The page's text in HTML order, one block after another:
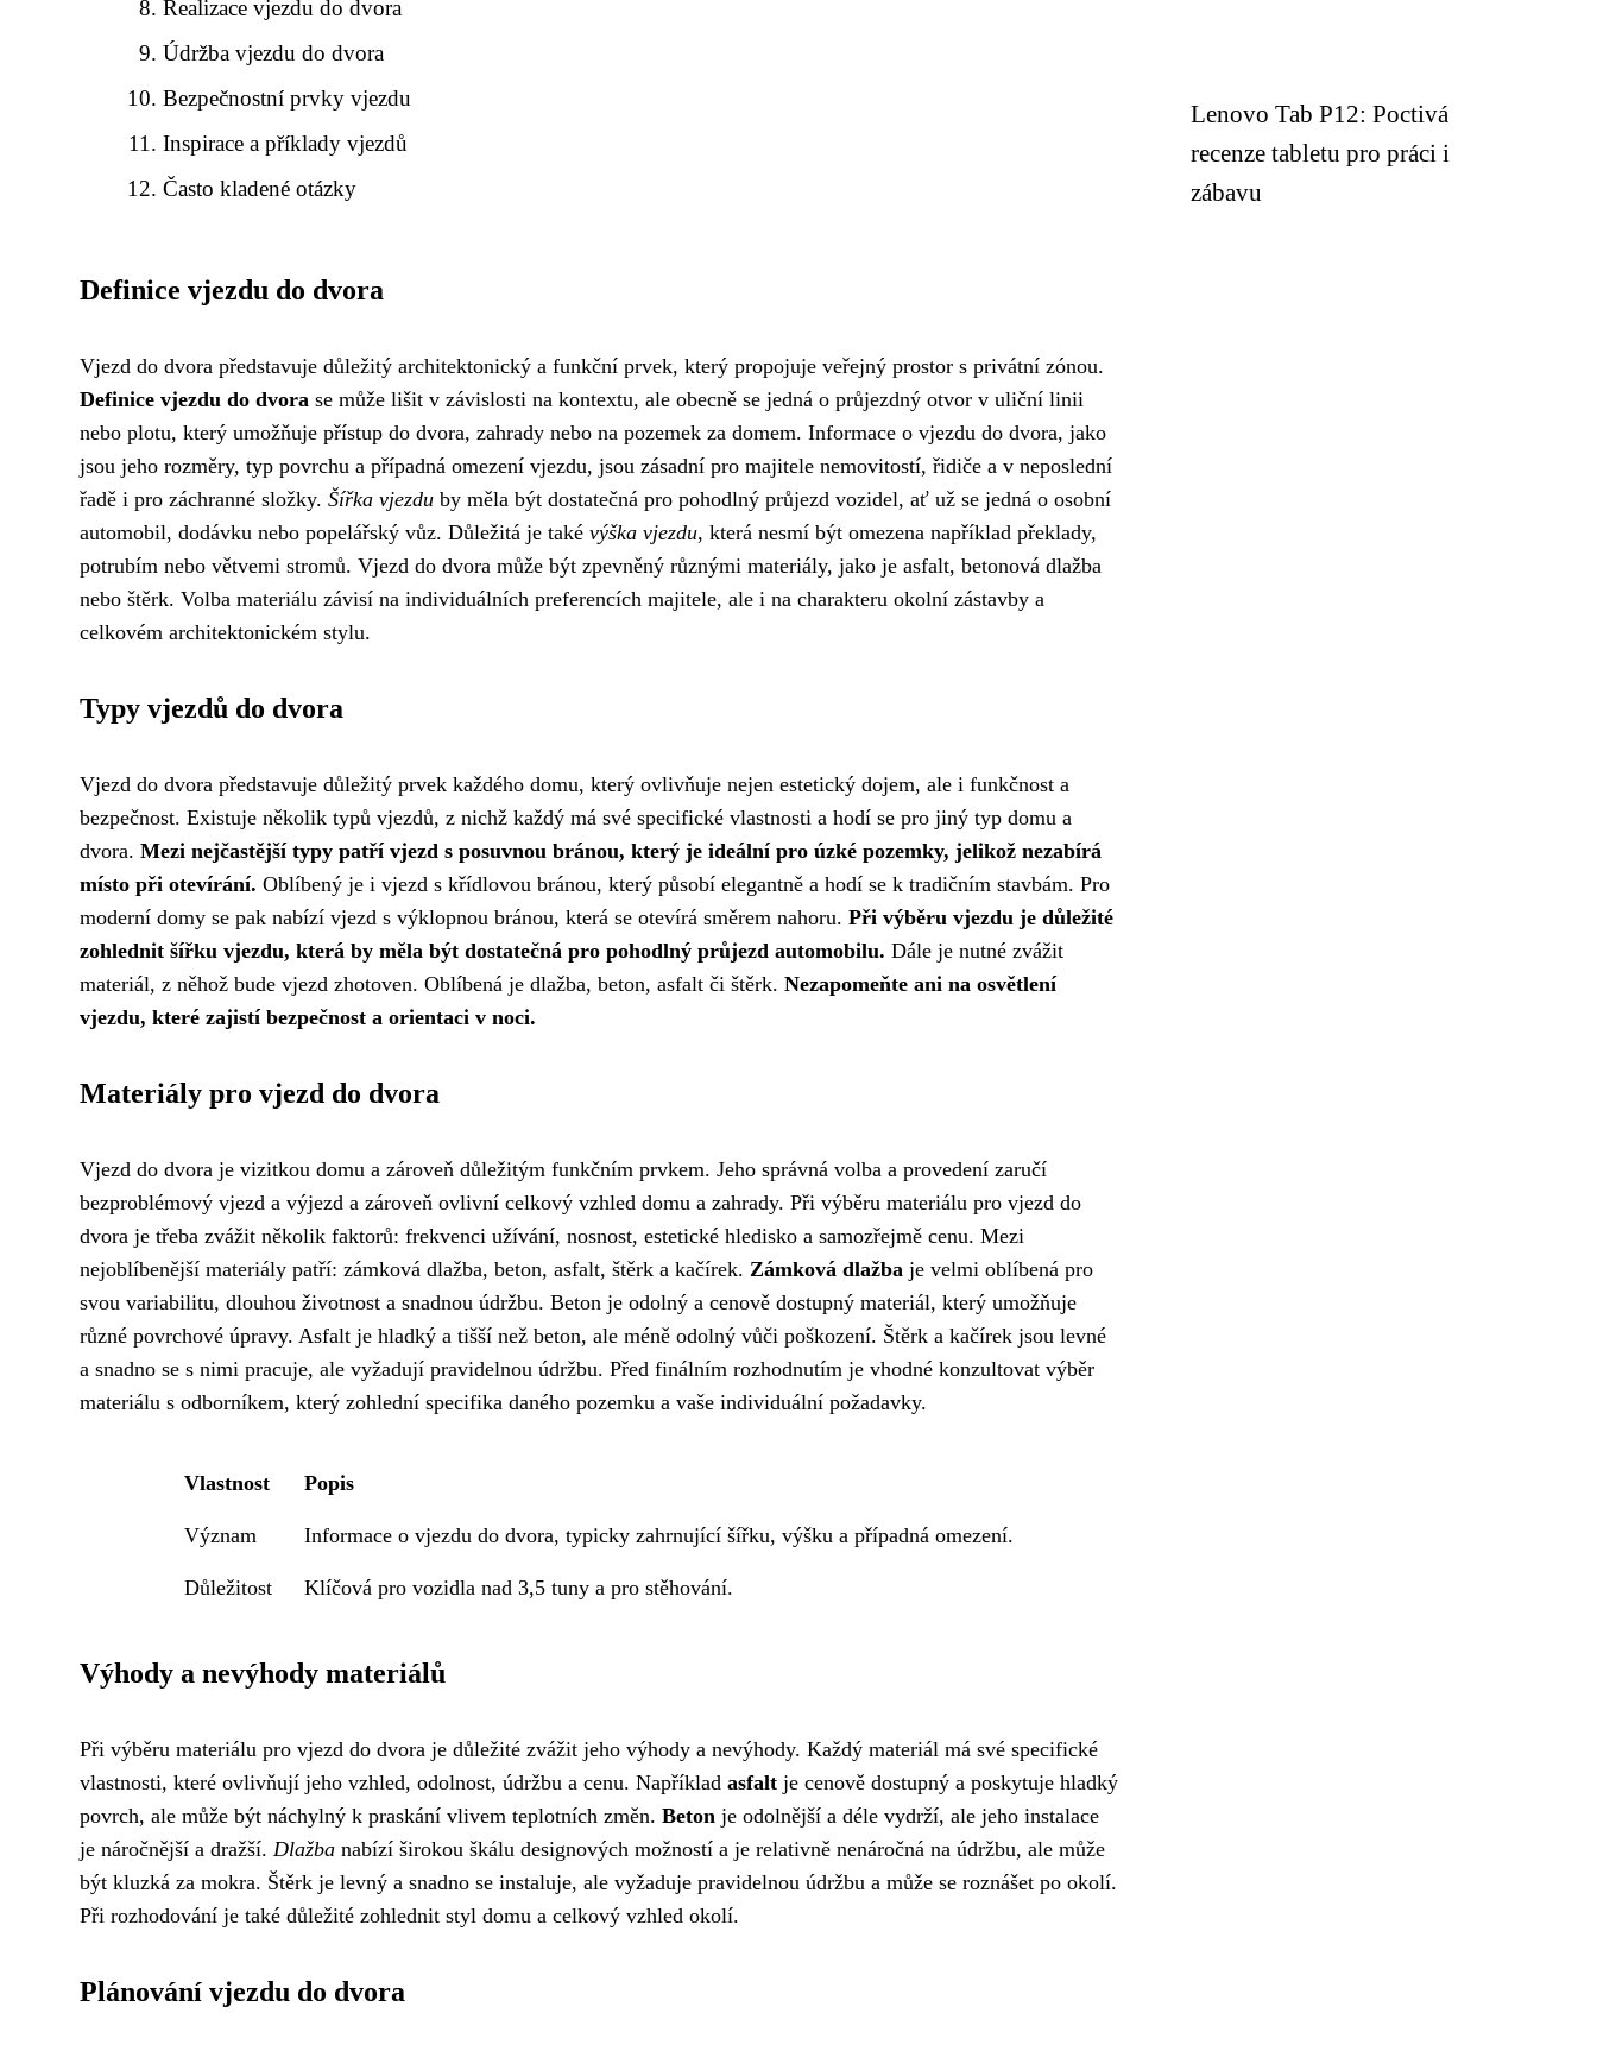
Realizace vjezdu do dvora
Údržba vjezdu do dvora
Bezpečnostní prvky vjezdu
Inspirace a příklady vjezdů
Často kladené otázky
Definice vjezdu do dvora
Vjezd do dvora představuje důležitý architektonický a funkční prvek, který propojuje veřejný prostor s privátní zónou.
Definice vjezdu do dvora se může lišit v závislosti na kontextu, ale obecně se jedná o průjezdný otvor v uliční linii
nebo plotu, který umožňuje přístup do dvora, zahrady nebo na pozemek za domem. Informace o vjezdu do dvora, jako
jsou jeho rozměry, typ povrchu a případná omezení vjezdu, jsou zásadní pro majitele nemovitostí, řidiče a v neposlední
řadě i pro záchranné složky. Šířka vjezdu by měla být dostatečná pro pohodlný průjezd vozidel, ať už se jedná o osobní
automobil, dodávku nebo popelářský vůz. Důležitá je také výška vjezdu, která nesmí být omezena například překlady,
potrubím nebo větvemi stromů. Vjezd do dvora může být zpevněný různými materiály, jako je asfalt, betonová dlažba
nebo štěrk. Volba materiálu závisí na individuálních preferencích majitele, ale i na charakteru okolní zástavby a
celkovém architektonickém stylu.
Typy vjezdů do dvora
Vjezd do dvora představuje důležitý prvek každého domu, který ovlivňuje nejen estetický dojem, ale i funkčnost a
bezpečnost. Existuje několik typů vjezdů, z nichž každý má své specifické vlastnosti a hodí se pro jiný typ domu a
dvora. Mezi nejčastější typy patří vjezd s posuvnou bránou, který je ideální pro úzké pozemky, jelikož nezabírá
místo při otevírání. Oblíbený je i vjezd s křídlovou bránou, který působí elegantně a hodí se k tradičním stavbám. Pro
moderní domy se pak nabízí vjezd s výklopnou bránou, která se otevírá směrem nahoru. Při výběru vjezdu je důležité
zohlednit šířku vjezdu, která by měla být dostatečná pro pohodlný průjezd automobilu. Dále je nutné zvážit
materiál, z něhož bude vjezd zhotoven. Oblíbená je dlažba, beton, asfalt či štěrk. Nezapomeňte ani na osvětlení
vjezdu, které zajistí bezpečnost a orientaci v noci.
Materiály pro vjezd do dvora
Vjezd do dvora je vizitkou domu a zároveň důležitým funkčním prvkem. Jeho správná volba a provedení zaručí
bezproblémový vjezd a výjezd a zároveň ovlivní celkový vzhled domu a zahrady. Při výběru materiálu pro vjezd do
dvora je třeba zvážit několik faktorů: frekvenci užívání, nosnost, estetické hledisko a samozřejmě cenu. Mezi
nejoblíbenější materiály patří: zámková dlažba, beton, asfalt, štěrk a kačírek. Zámková dlažba je velmi oblíbená pro
svou variabilitu, dlouhou životnost a snadnou údržbu. Beton je odolný a cenově dostupný materiál, který umožňuje
různé povrchové úpravy. Asfalt je hladký a tišší než beton, ale méně odolný vůči poškození. Štěrk a kačírek jsou levné
a snadno se s nimi pracuje, ale vyžadují pravidelnou údržbu. Před finálním rozhodnutím je vhodné konzultovat výběr
materiálu s odborníkem, který zohlední specifika daného pozemku a vaše individuální požadavky.
Vlastnost Popis
Význam Informace o vjezdu do dvora, typicky zahrnující šířku, výšku a případná omezení.
Důležitost Klíčová pro vozidla nad 3,5 tuny a pro stěhování.
Výhody a nevýhody materiálů
Při výběru materiálu pro vjezd do dvora je důležité zvážit jeho výhody a nevýhody. Každý materiál má své specifické
vlastnosti, které ovlivňují jeho vzhled, odolnost, údržbu a cenu. Například asfalt je cenově dostupný a poskytuje hladký
povrch, ale může být náchylný k praskání vlivem teplotních změn. Beton je odolnější a déle vydrží, ale jeho instalace
je náročnější a dražší. Dlažba nabízí širokou škálu designových možností a je relativně nenáročná na údržbu, ale může
být kluzká za mokra. Štěrk je levný a snadno se instaluje, ale vyžaduje pravidelnou údržbu a může se roznášet po okolí.
Při rozhodování je také důležité zohlednit styl domu a celkový vzhled okolí.
Plánování vjezdu do dvora
Lenovo Tab P12: Poctivá
recenze tabletu pro práci i
zábavu